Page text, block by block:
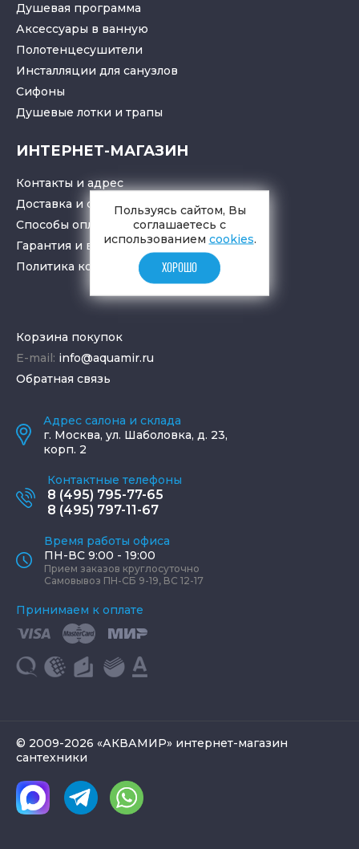
Душевая программа
Аксессуары в ванную
Полотенцесушители
Инсталляции для санузлов
Cифоны
Душевые лотки и трапы
ИНТЕРНЕТ-МАГАЗИН
Контакты и адрес
Доставка и самовывоз
Способы оплаты
Гарантия и возврат товара
Политика конфиденциальности
Корзина покупок
E-mail: info@aquamir.ru
Обратная связь
Адрес салона и склада
г. Москва, ул. Шаболовка, д. 23,
корп. 2
Контактные телефоны
8 (495) 795-77-65
8 (495) 797-11-67
Время работы офиса
ПН-ВС 9:00 - 19:00
Прием заказов круглосуточно
Самовывоз ПН-СБ 9-19, ВС 12-17
Принимаем к оплате
© 2009-2026 «АКВАМИР» интернет-магазин
сантехники
Пользуясь сайтом, Вы
соглашаетесь с
использованием cookies.
ХОРОШО